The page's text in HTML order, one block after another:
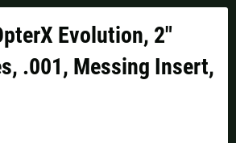
Evolution, 2"
.001, Messing Insert,
Frankreich |€
Kroatien |kn